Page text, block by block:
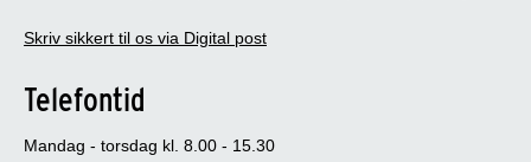
Skriv sikkert til os via Digital post
Telefontid
Mandag - torsdag kl. 8.00 - 15.30